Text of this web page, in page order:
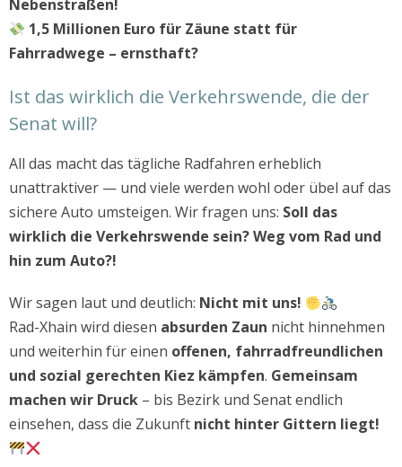
Nebenstraßen!
1,5 Millionen Euro für Zäune statt für
Fahrradwege – ernsthaft?
Ist das wirklich die Verkehrswende, die der
Senat will?
All das macht das tägliche Radfahren erheblich
unattraktiver — und viele werden wohl oder übel auf das
sichere Auto umsteigen. Wir fragen uns: Soll das
wirklich die Verkehrswende sein? Weg vom Rad und
hin zum Auto?!
Wir sagen laut und deutlich: Nicht mit uns!
Rad-Xhain wird diesen absurden Zaun nicht hinnehmen
und weiterhin für einen offenen, fahrradfreundlichen
und sozial gerechten Kiez kämpfen. Gemeinsam
machen wir Druck – bis Bezirk und Senat endlich
einsehen, dass die Zukunft nicht hinter Gittern liegt!